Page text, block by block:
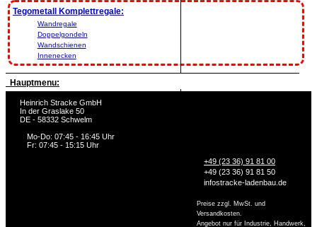
Tegometall Komplettregale:
Wandregale
Doppelgondeln
Wandschienen
Innenecken
Hauptmenu:
Heinrich Stracke GmbH
In der Graslake 50
DE - 58332 Schwelm
Mo-Do: 07:45 - 16:45 Uhr
Fr: 07:45 - 15:15 Uhr
+49 (23 36) 91 81 00
+49 (23 36) 91 81 50
infostracke-ladenbau.de
Preise zzgl. MwSt. und
Versandkosten.
Angebot nur für Industrie, Handwerk,